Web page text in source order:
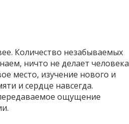
Количество незабываемых
ничто не делает человека
место, изучение нового и
и сердце навсегда.
ощущение